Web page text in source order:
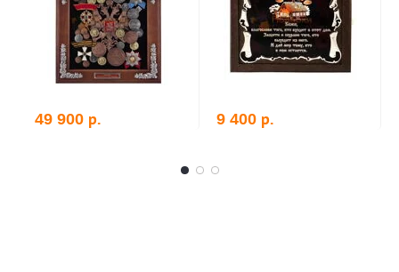
49 900 р. 9 400 р.
корзину В корзину